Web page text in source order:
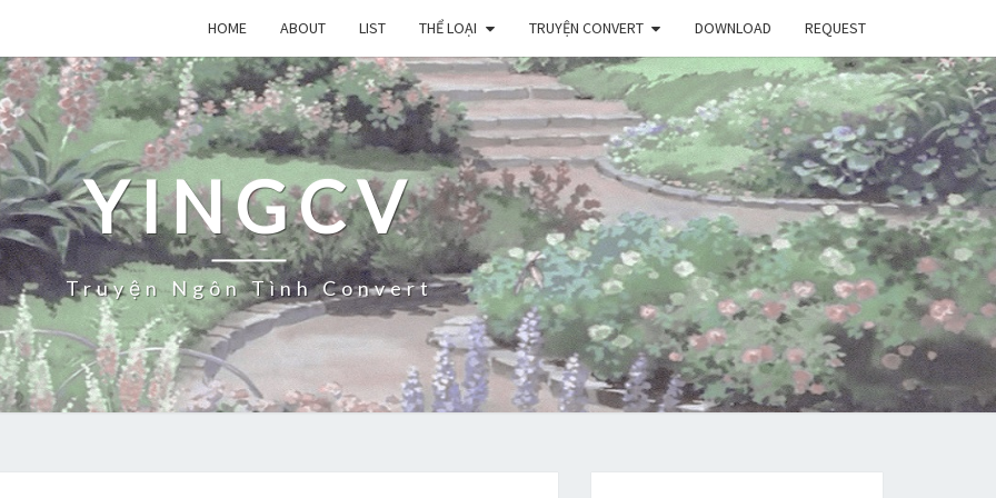
HOME ABOUT LIST THỂ LOẠI TRUYỆN CONVERT DOWNLOAD REQUEST
YINGCV
Truyện Ngôn Tình Convert